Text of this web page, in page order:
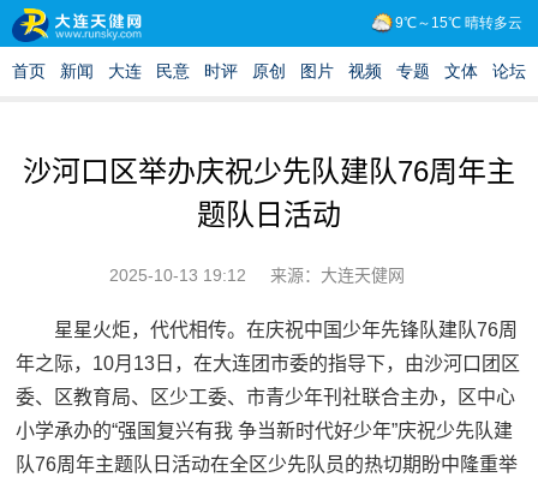
沙河口区举办庆祝少先队建队76周年主
题队日活动
2025-10-13 19:12 来源：大连天健网
星星火炬，代代相传。在庆祝中国少年先锋队建队76周
年之际，10月13日，在大连团市委的指导下，由沙河口团区
委、区教育局、区少工委、市青少年刊社联合主办，区中心
小学承办的“强国复兴有我 争当新时代好少年”庆祝少先队建
队76周年主题队日活动在全区少先队员的热切期盼中隆重举